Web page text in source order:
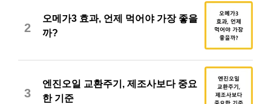
2
오메가3 효과, 언제 먹어야 가장 좋을
까?
3
엔진오일 교환주기, 제조사보다 중요
한 기준